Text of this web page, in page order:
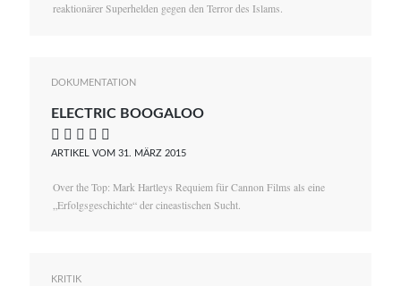
reaktionärer Superhelden gegen den Terror des Islams.
DOKUMENTATION
ELECTRIC BOOGALOO
    
ARTIKEL VOM 31. MÄRZ 2015
Over the Top: Mark Hartleys Requiem für Cannon Films als eine
„Erfolgsgeschichte“ der cineastischen Sucht.
KRITIK